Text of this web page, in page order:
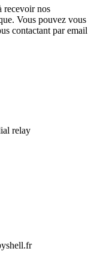
recevoir nos
Vous pouvez vous
contactant par email
relay